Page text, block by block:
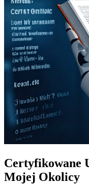
Certyfikowane
Mojej Okolicy